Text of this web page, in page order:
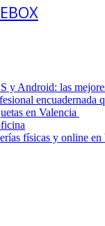
y Android: las
encuadernada
en Valencia
físicas y online